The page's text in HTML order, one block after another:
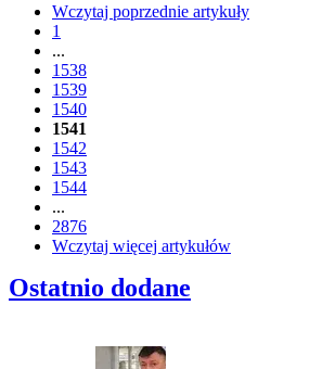
Wczytaj poprzednie artykuły
1
...
1538
1539
1540
1541
1542
1543
1544
...
2876
Wczytaj więcej artykułów
Ostatnio dodane